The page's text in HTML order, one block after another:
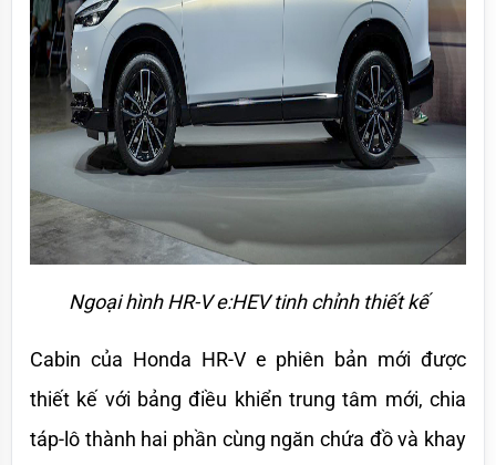
Ngoại hình HR-V e:HEV tinh chỉnh thiết kế
Cabin của Honda HR-V e phiên bản mới được
thiết kế với bảng điều khiển trung tâm mới, chia
táp-lô thành hai phần cùng ngăn chứa đồ và khay